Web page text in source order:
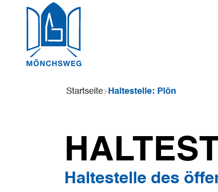
Sie
sind
Startseite Haltestelle: Plön
Haltestelle des